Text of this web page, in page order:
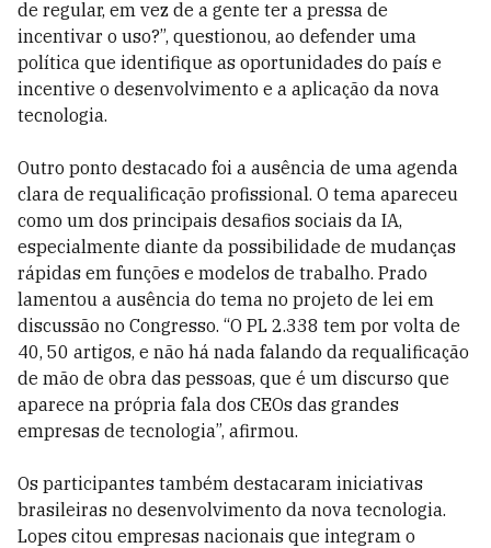
de regular, em vez de a gente ter a pressa de
incentivar o uso?”, questionou, ao defender uma
política que identifique as oportunidades do país e
incentive o desenvolvimento e a aplicação da nova
tecnologia.
Outro ponto destacado foi a ausência de uma agenda
clara de requalificação profissional. O tema apareceu
como um dos principais desafios sociais da IA,
especialmente diante da possibilidade de mudanças
rápidas em funções e modelos de trabalho. Prado
lamentou a ausência do tema no projeto de lei em
discussão no Congresso. “O PL 2.338 tem por volta de
40, 50 artigos, e não há nada falando da requalificação
de mão de obra das pessoas, que é um discurso que
aparece na própria fala dos CEOs das grandes
empresas de tecnologia”, afirmou.
Os participantes também destacaram iniciativas
brasileiras no desenvolvimento da nova tecnologia.
Lopes citou empresas nacionais que integram o